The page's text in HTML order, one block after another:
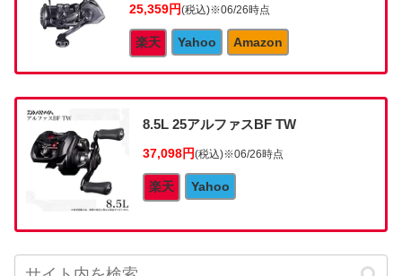
25,359円(税込)※06/26時点
楽天 Yahoo Amazon
8.5L 25アルファスBF TW
37,098円(税込)※06/26時点
楽天 Yahoo